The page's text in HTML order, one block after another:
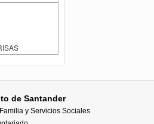
de Santander
y Servicios Sociales